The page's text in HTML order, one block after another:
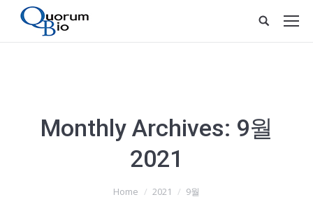
Monthly Archives: 9월
2021
Home 2021 9월